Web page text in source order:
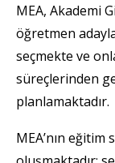
MEA, Akademi
öğretmen
seçmekte ve
süreçlerinden
planlamaktadır.
MEA’nın